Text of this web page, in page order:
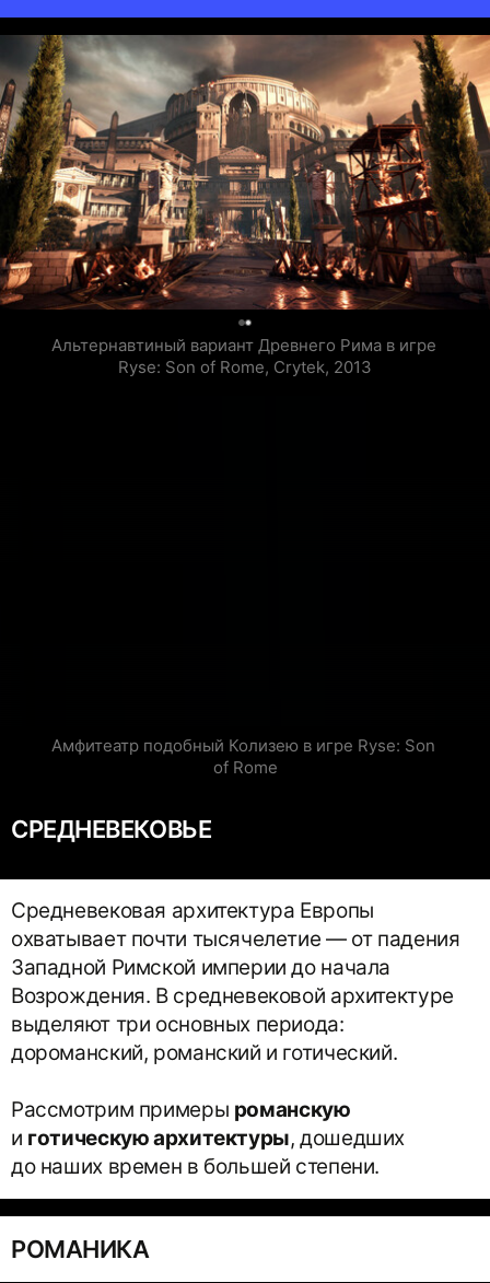
Альтернавтиный вариант Древнего Рима в игре
Ryse: Son of Rome, Crytek, 2013
Амфитеатр подобный Колизею в игре Ryse: Son
of Rome
СРЕДНЕВЕКОВЬЕ
Средневековая архитектура Европы
охватывает почти тысячелетие — от падения
Западной Римской империи до начала
Возрождения. В средневековой архитектуре
выделяют три основных периода:
дороманский, романский и готический.
Рассмотрим примеры романскую
и готическую архитектуры, дошедших
до наших времен в большей степени.
РОМАНИКА